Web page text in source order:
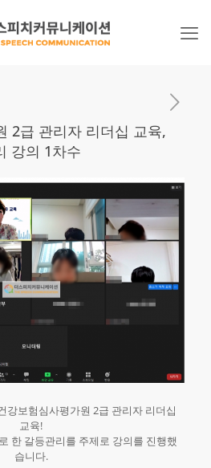
2급 관리자 리더십 교육,
강의 1차수
강보험심사평가원 2급 관리자 리더십
교육!
한 갈등관리를 주제로 강의를 진행했
습니다.